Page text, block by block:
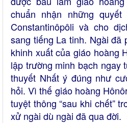
chuẩn nhận những
Constantinôpôli và cho
sang tiếng La tinh. Ngài đã
khinh xuất của giáo hoàng
lập trường minh bạch ngay
thuyết Nhất ý đúng như
hỏi. Vì thế giáo hoàng
tuyệt thông “sau khi chết”
xử ngài dù ngài đã qua đời.